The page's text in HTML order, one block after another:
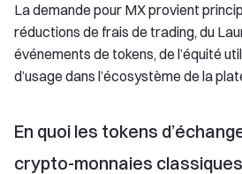
La demande pour MX provient
réductions de frais de trading, du
événements de tokens, de l’équité
d’usage dans l’écosystème de la
En quoi les tokens
crypto-monnaies